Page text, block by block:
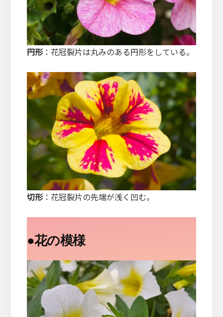
円形：花冠裂片は丸みのある円形をしている。
切形：花冠裂片の先端が浅く凹む。
●花の模様